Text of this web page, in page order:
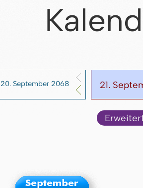
20. September 2068 21.